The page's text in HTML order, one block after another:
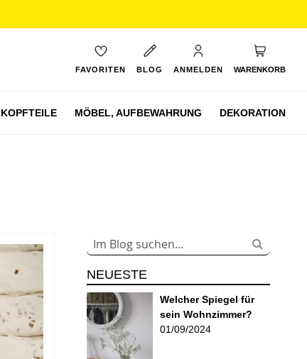
FAVORITEN BLOG ANMELDEN WARENKORB
KOPFTEILE MÖBEL, AUFBEWAHRUNG DEKORATION
NEUESTE
Welcher Spiegel für
sein Wohnzimmer?
01/09/2024